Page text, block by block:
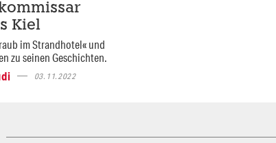
Kiel
im Strandhotel« und
zu seinen Geschichten.
03.11.2022